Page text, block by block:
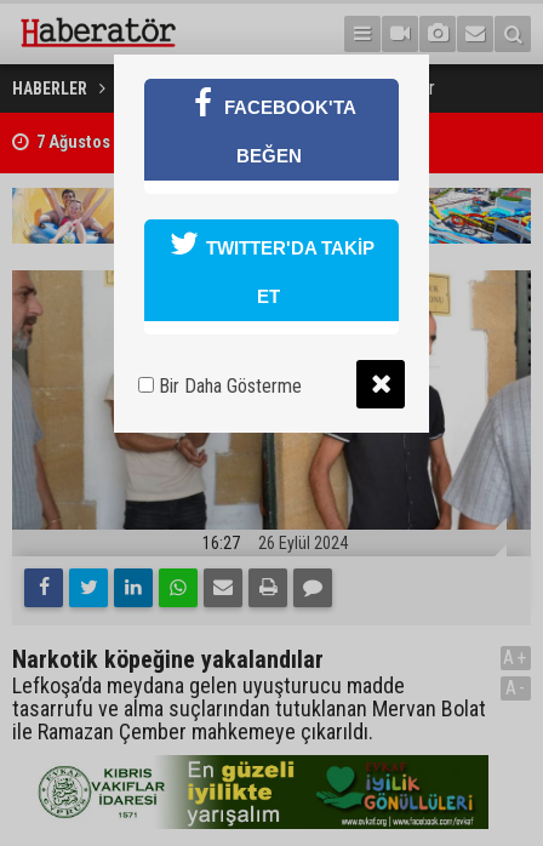
HABERLER GÜNDEM Narkotik köpeğine yakalandılar
7 Ağustos 2026 Döviz Kurları
16:27 26 Eylül 2024
Narkotik köpeğine yakalandılar
Lefkoşa’da meydana gelen uyuşturucu madde
tasarrufu ve alma suçlarından tutuklanan Mervan Bolat
ile Ramazan Çember mahkemeye çıkarıldı.
A+
A-
FACEBOOK'TA
BEĞEN
TWITTER'DA TAKİP
ET
Bir Daha Gösterme